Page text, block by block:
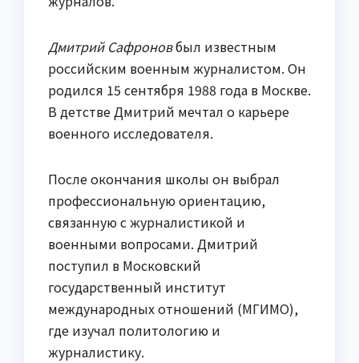
Дмитрий Сафроновбыл известным
российским военным журналистом. Он
родился 15 сентября 1988 года в Москве.
В детстве Дмитрий мечтал о карьере
военного исследователя.
После окончания школы он выбрал
профессиональную ориентацию,
связанную с журналистикой и
военными вопросами. Дмитрий
поступил в Московский
государственный институт
международных отношений (МГИМО),
где изучал политологию и
журналистику.